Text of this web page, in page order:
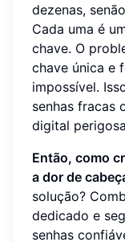
dezenas,
Cada uma é
chave. O
chave única e
impossível.
senhas fracas
digital
Então, como
a dor de
solução?
dedicado e
senhas